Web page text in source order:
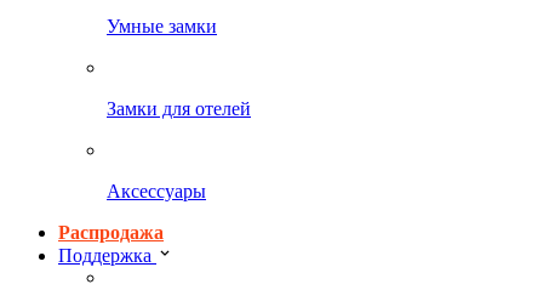
Умные замки
Замки для отелей
Аксессуары
Распродажа
Поддержка